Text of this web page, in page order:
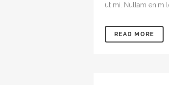
ut mi. Nullam enim
READ MORE